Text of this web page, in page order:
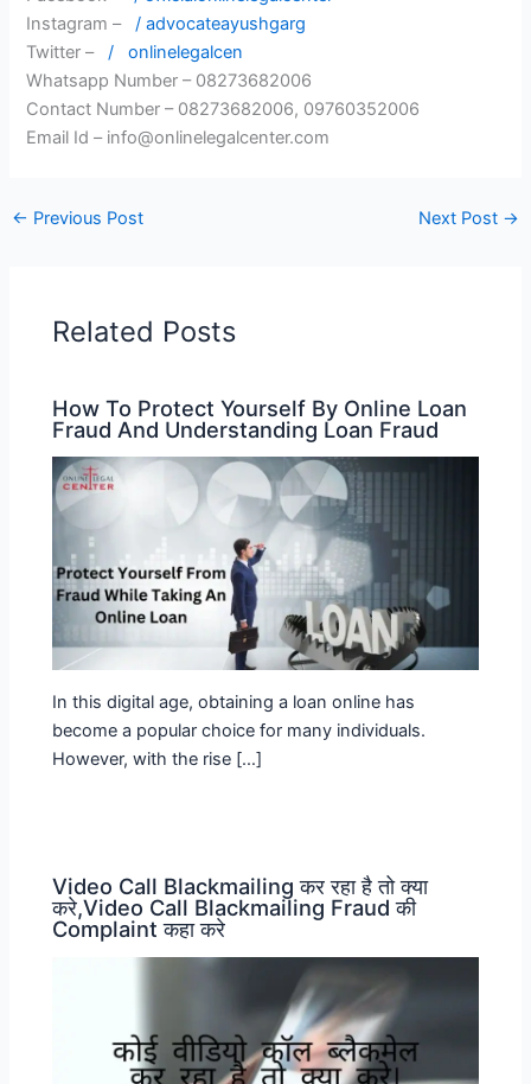
Instagram –
/ advocateayushgarg
Twitter –
/onlinelegalcen
Whatsapp Number – 08273682006
Contact Number – 08273682006, 09760352006
Email Id – info@onlinelegalcenter.com
← Previous Post Next Post →
Related Posts
How To Protect Yourself By Online Loan
Fraud And Understanding Loan Fraud
In this digital age, obtaining a loan online has
become a popular choice for many individuals.
However, with the rise […]
Video Call Blackmailing कर रहा है तो क्या
करे,Video Call Blackmailing Fraud की
Complaint कहा करे